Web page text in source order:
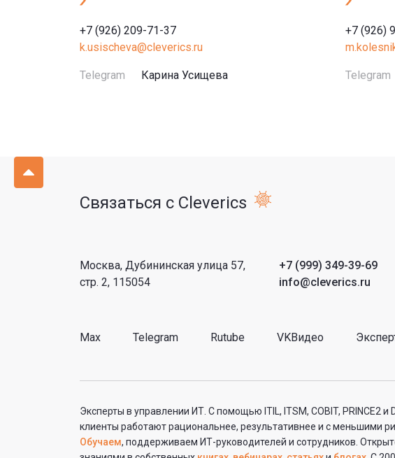
+7 (926) 209-71-37
k.usischeva@cleverics.ru
Telegram Карина Усищева
+7 (926)
Telegram
Связаться с Cleverics
Москва, Дубининская улица 57,
стр. 2, 115054
+7 (999) 349-39-69
info@cleverics.ru
Max Telegram Rutube VKВидео
Эксперты в управлении ИТ. С помощью ITIL, ITSM, COBIT, PRINCE2 и
клиенты работают рациональнее, результативнее и с меньшими
Обучаем, поддерживаем ИТ-руководителей и сотрудников.